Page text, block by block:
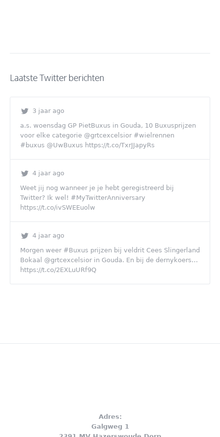
Laatste Twitter berichten
3 jaar ago
a.s. woensdag GP PietBuxus in Gouda, 10 Buxusprijzen
voor elke categorie @grtcexcelsior #wielrennen
#buxus @UwBuxus https://t.co/TxrJJapyRs
4 jaar ago
Weet jij nog wanneer je je hebt geregistreerd bij
Twitter? Ik wel! #MyTwitterAnniversary
https://t.co/ivSWEEuolw
4 jaar ago
Morgen weer #Buxus prijzen bij veldrit Cees Slingerland
Bokaal @grtcexcelsior in Gouda. En bij de dernykoers…
https://t.co/2EXLuURf9Q
Adres:
Galgweg 1